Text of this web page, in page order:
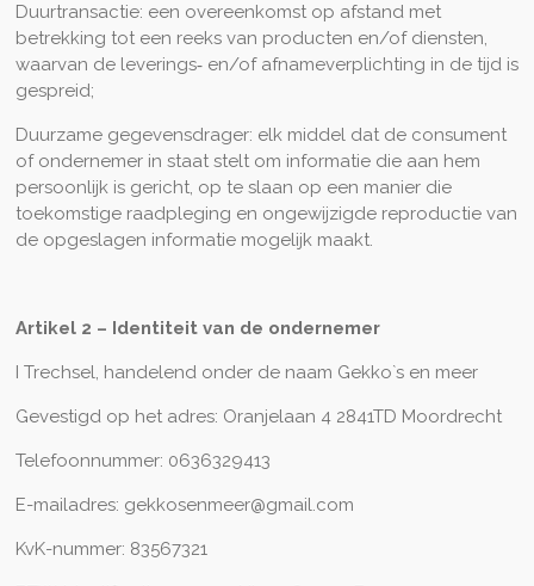
Duurtransactie: een overeenkomst op afstand met
betrekking tot een reeks van producten en/of diensten,
waarvan de leverings‑ en/of afnameverplichting in de tijd is
gespreid;
Duurzame gegevensdrager: elk middel dat de consument
of ondernemer in staat stelt om informatie die aan hem
persoonlijk is gericht, op te slaan op een manier die
toekomstige raadpleging en ongewijzigde reproductie van
de opgeslagen informatie mogelijk maakt.
Artikel 2 – Identiteit van de ondernemer
I Trechsel, handelend onder de naam Gekko`s en meer
Gevestigd op het adres: Oranjelaan 4 2841TD Moordrecht
Telefoonnummer: 0636329413
E-mailadres: gekkosenmeer@gmail.com
KvK-nummer: 83567321